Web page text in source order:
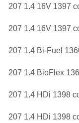
207 1.4 16V 1397
207 1.4 16V 1397
207 1.4 Bi-Fuel
207 1.4 BioFlex
207 1.4 HDi 1398
207 1.4 HDi 1398